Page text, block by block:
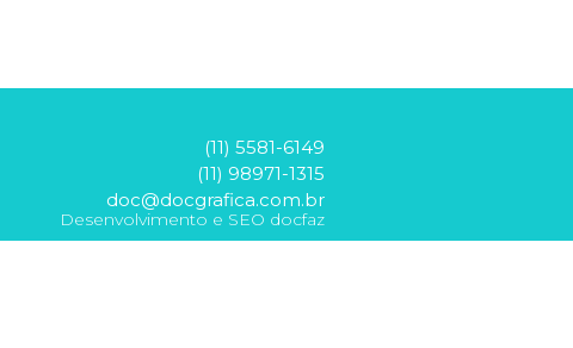
(11) 5581-6149
(11) 98971-1315
doc@docgrafica.com.br
Desenvolvimento e SEO docfaz